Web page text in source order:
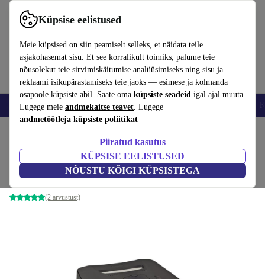
Küpsise eelistused
Meie küpsised on siin peamiselt selleks, et näidata teile
asjakohasemat sisu. Et see korralikult toimiks, palume teie
nõusolekut teie sirvimiskäitumise analüüsimiseks ning sisu ja
reklaami isikupärastamiseks teie jaoks — esimese ja kolmanda
osapoole küpsiste abil. Saate oma küpsiste seadeid igal ajal muuta.
Lugege meie andmekaitse teavet. Lugege
andmetöötleja küpsiste poliitikat
Piiratud kasutus
KÜPSISE EELISTUSED
NÕUSTU KÕIGI KÜPSISTEGA
Kasuta rakendust refurbed kiirelt ja lihtsalt
Nutitelefoni Sülearvutid Tahvelarvutid Nutikellad
Nintendo 64 | mäng kaasas
Must | Kontroller | Banjo-Kazooie (EU PAL versioon)
(2 arvustust)